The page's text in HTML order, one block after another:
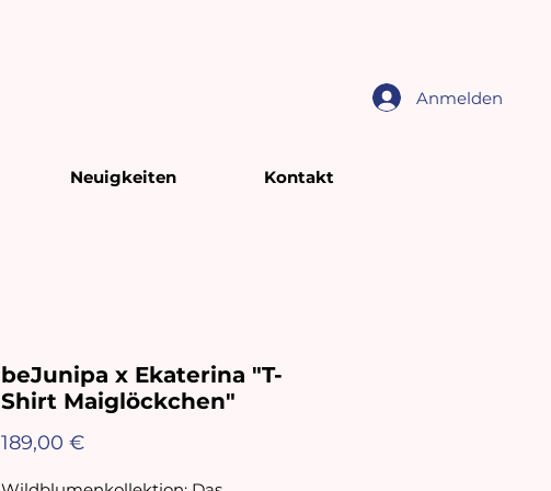
Anmelden
Neuigkeiten Kontakt
beJunipa x Ekaterina "T-
Shirt Maiglöckchen"
189,00 €Preis